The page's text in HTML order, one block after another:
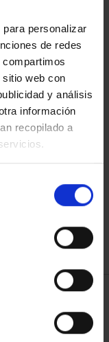
personalizar
de redes
web con
y análisis
información
recopilado a